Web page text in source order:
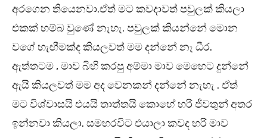
අරගෙන තියෙනවා.ඒත් මට කවදාවත් පවුලක් කියලා
එකක් හම්බ වුණේ නැහැ. පවුලක් කියන්නේ මොන
වගේ හැඟීමක්ද කියලවත් මම දන්නේ නෑ ධීර.
ඇත්තටම , මාව බිහි කරපු අම්මා මාව මෙහෙට දුන්නේ
ඇයි කියලවත් මම අද වෙනකන් දන්නේ නැහැ . ඒත්
මට විශ්වාසයි එයයි තාත්තයි කොහේ හරි ජීවතුන් අතර
ඉන්නවා කියලා. සමහරවිට එයාලා කවද හරි මාව